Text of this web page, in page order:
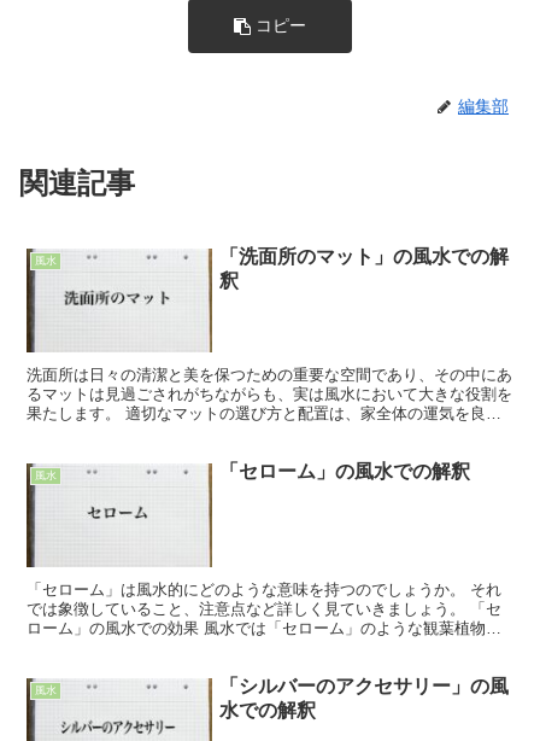
コピー
編集部
関連記事
風水
「洗面所のマット」の風水での解
釈
洗面所は日々の清潔と美を保つための重要な空間であり、その中にあ
るマットは見過ごされがちながらも、実は風水において大きな役割を
果たします。 適切なマットの選び方と配置は、家全体の運気を良く
風水 「セローム」の風水での解釈
「セローム」は風水的にどのような意味を持つのでしょうか。 それ
では象徴していること、注意点など詳しく見ていきましょう。 「セ
ローム」の風水での効果 風水では「セローム」のような観葉植物
風水
「シルバーのアクセサリー」の風
水での解釈